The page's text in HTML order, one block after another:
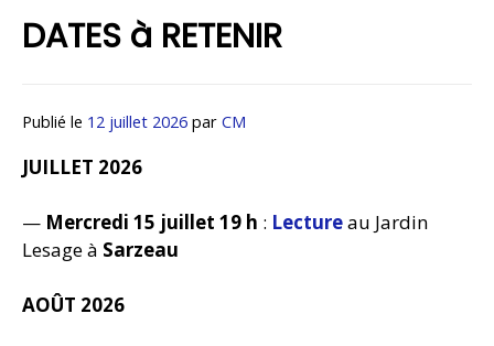
DATES à RETENIR
Publié le 12 juillet 2026 par CM
JUILLET 2026
— Mercredi 15 juillet 19 h : Lectureau Jardin
Lesage à Sarzeau
AOÛT 2026